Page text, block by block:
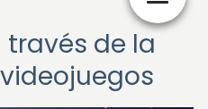
través de la